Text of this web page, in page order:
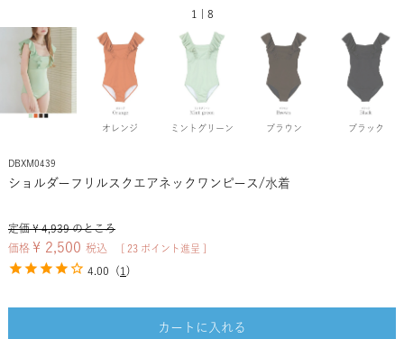
1 | 8
オレンジ ミントグリーン ブラウン ブラック
DBXM0439
ショルダーフリルスクエアネックワンピース/水着
定価 ¥ 4,939 のところ
価格 ¥ 2,500 税込 23 ポイント進呈 ]
4.00 ( 1 )
カートに入れる